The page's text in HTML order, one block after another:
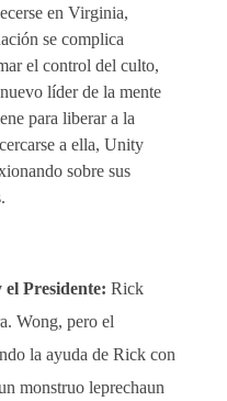
en Virginia,
se complica
el control del culto,
líder de la mente
para liberar a la
a ella, Unity
sobre sus
Presidente: Rick
Wong, pero el
la ayuda de Rick con
monstruo leprechaun